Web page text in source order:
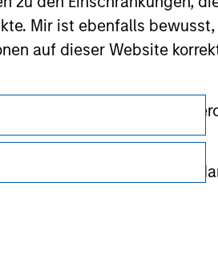
Mir ist ebenfalls
auf dieser Website
Informationen gestellt
Stanley Investment
Datenschutz
Your Privacy Choices